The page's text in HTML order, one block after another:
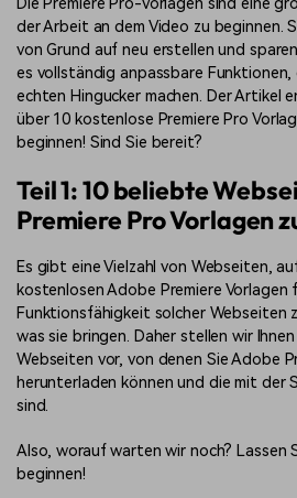
Die Premiere Pro-Vorlagen sind eine
der Arbeit an dem Video zu beginnen.
von Grund auf neu erstellen und
es vollständig anpassbare Funktionen,
echten Hingucker machen. Der Artikel
über 10 kostenlose Premiere Pro
beginnen! Sind Sie bereit?
Teil 1: 10 beliebte
Premiere Pro Vorlagen
Es gibt eine Vielzahl von Webseiten,
kostenlosen Adobe Premiere
Funktionsfähigkeit solcher Webseiten
was sie bringen. Daher stellen wir
Webseiten vor, von denen Sie Adobe
herunterladen können und die mit der
sind.
Also, worauf warten wir noch? Lassen
beginnen!